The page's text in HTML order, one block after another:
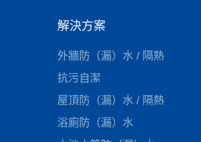
解決方案
外牆防（漏）水 / 隔熱
抗污自潔
屋頂防（漏）水 / 隔熱
浴廁防（漏）水